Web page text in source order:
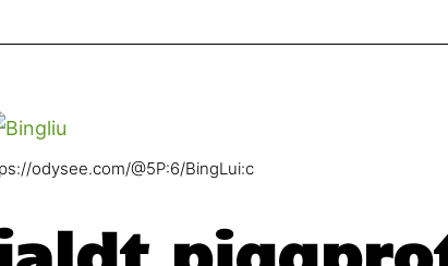
odysee.com/@5P:6/BingLui:c